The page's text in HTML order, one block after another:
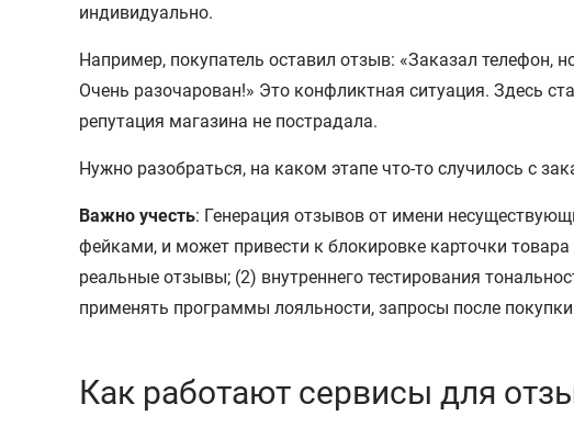
индивидуально.
Например, покупатель оставил отзыв: «Заказал
Очень разочарован!» Это конфликтная ситуация. Здесь
репутация магазина не пострадала.
Нужно разобраться, на каком этапе что-то случилось с
Важно учесть: Генерация отзывов от имени
фейками, и может привести к блокировке карточки
реальные отзывы; (2) внутреннего тестирования
применять программы лояльности, запросы после
Как работают сервисы для